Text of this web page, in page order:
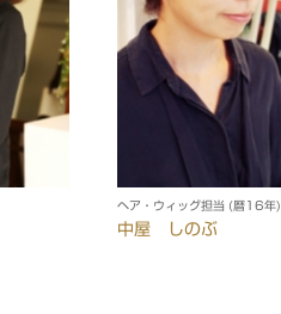
ヘア・ウィッグ担当 (暦16年)
中屋 しのぶ